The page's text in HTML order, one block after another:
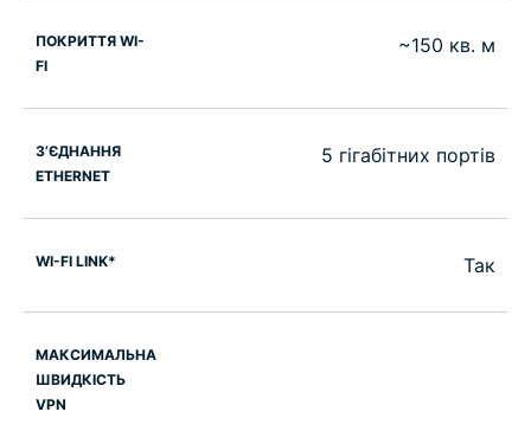
ПОКРИТТЯ WI-
FI
~150 кв. м
З’ЄДНАННЯ
ETHERNET
5 гігабітних портів
WI-FI LINK* Так
МАКСИМАЛЬНА
ШВИДКІСТЬ
VPN